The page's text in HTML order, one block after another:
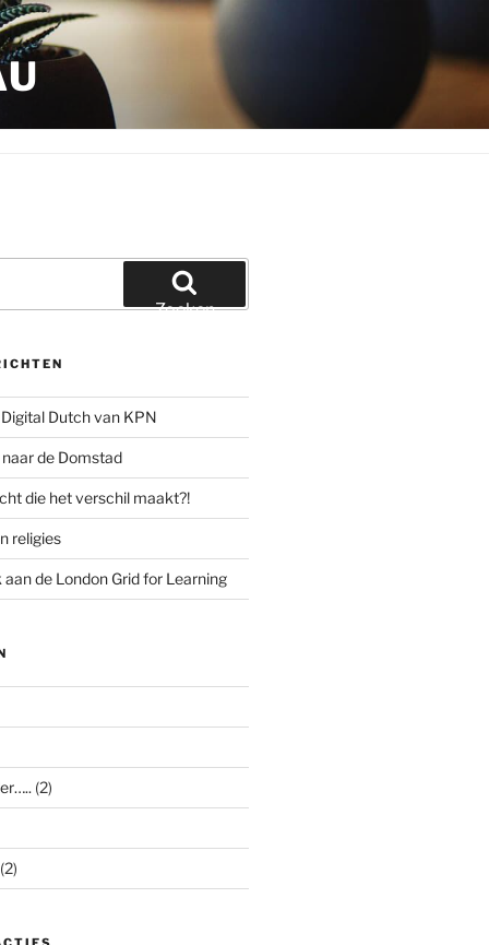
Zoeken
Dutch van KPN
de Domstad
die het verschil maakt?!
religies
de London Grid for Learning
(2)